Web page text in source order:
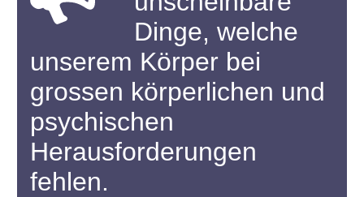
Dinge, welche
unserem Körper bei
grossen körperlichen und
psychischen
Herausforderungen
fehlen.